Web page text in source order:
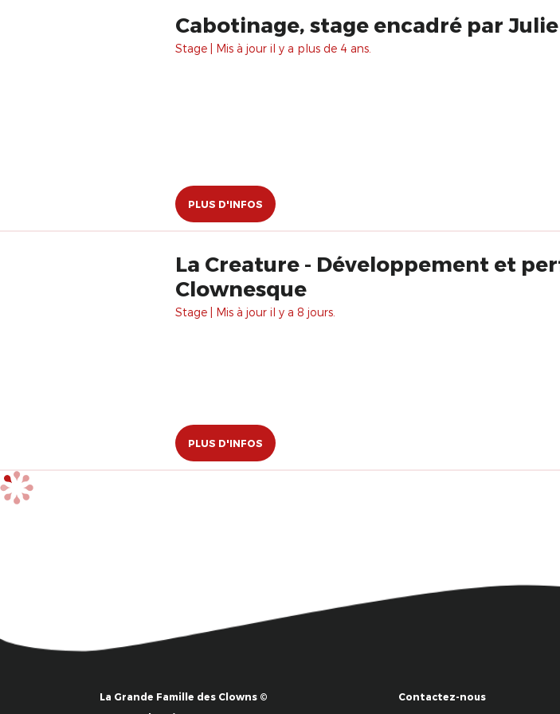
Cabotinage, stage encadré par Julie
Stage | Mis à jour il y a plus de 4 ans.
PLUS D'INFOS
La Creature - Développement et perfectionnement de l'art
Clownesque
Stage | Mis à jour il y a 8 jours.
PLUS D'INFOS
La Grande Famille des Clowns ©
Contactez-nous